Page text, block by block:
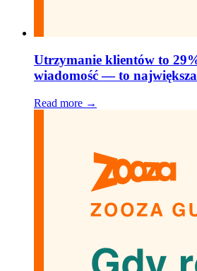
Utrzymanie klientów to
wiadomość — to
Read more →